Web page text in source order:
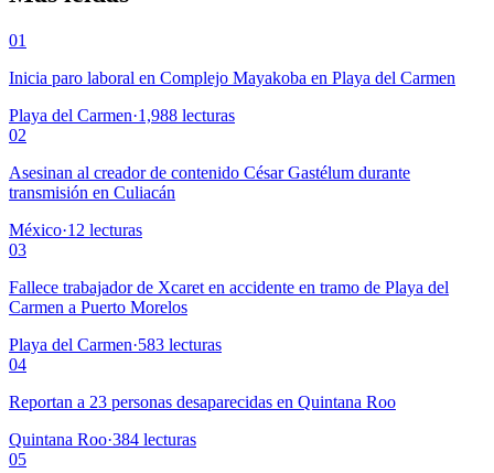
01
Inicia paro laboral en Complejo Mayakoba en Playa del Carmen
Playa del Carmen·1,988 lecturas
02
Asesinan al creador de contenido César Gastélum durante
transmisión en Culiacán
México·12 lecturas
03
Fallece trabajador de Xcaret en accidente en tramo de Playa del
Carmen a Puerto Morelos
Playa del Carmen·583 lecturas
04
Reportan a 23 personas desaparecidas en Quintana Roo
Quintana Roo·384 lecturas
05